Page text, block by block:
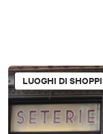
LUOGHI DI
Gallerie d'Arte Siti
Luoghi di shopping